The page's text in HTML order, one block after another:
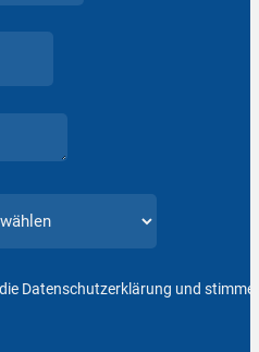
Datenschutzerklärung und